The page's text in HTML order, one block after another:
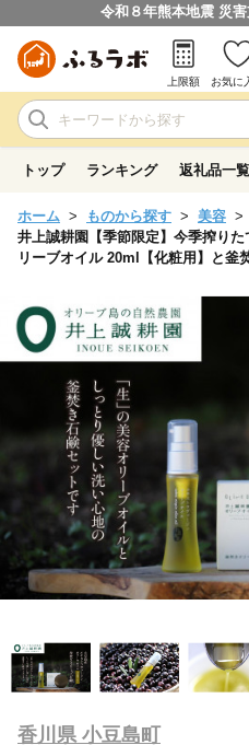
令和８年熊本地震 災
上限額 お気に
トップ ランキング 返礼品一覧
ホーム ものから探す 美容
井上誠耕園【季節限定】今季搾り
リーブオイル 20ml【化粧用】と釜
香川県 小豆島町